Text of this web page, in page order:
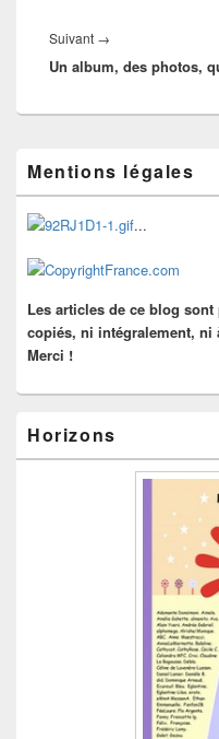
Suivant →
suivant :
Un album, des photos,
principale
de
widget
pour
barre
Mentions légales
...
Les articles de ce blog
copiés, ni intégralement, ni
Merci !
Horizons